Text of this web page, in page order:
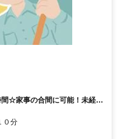
☆家事の合間に可能！未経験
０分